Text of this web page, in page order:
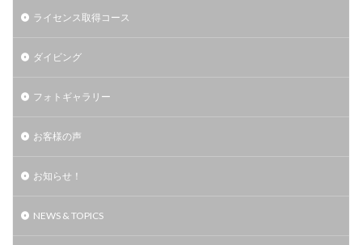
ライセンス取得コース
ダイビング
フォトギャラリー
お客様の声
お知らせ！
NEWS & TOPICS